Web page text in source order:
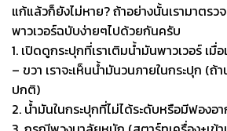
แก้แล้วก็ยังไม่หาย? ถ้าอย่างนั้นเรามาตร
พาวเวอร์ฉบับง่ายๆไปด้วยกันครับ
1. เปิดดูกระปุกที่เราเติมน้ำมันพาวเวอร์ เ
– ขวา เราจะเห็นน้ำมันวนภายในกระปุก (ถ้
ปกติ)
2. น้ำมันในกระปุกที่ไม่ได้ระดับหรือมีฟองอ